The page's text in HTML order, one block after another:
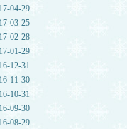
04-29
03-25
02-28
01-29
12-31
11-30
10-31
09-30
08-29